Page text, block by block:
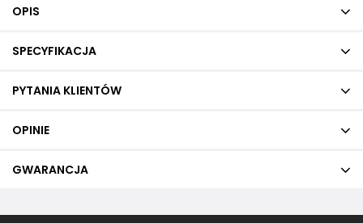
OPIS
SPECYFIKACJA
PYTANIA KLIENTÓW
OPINIE
GWARANCJA